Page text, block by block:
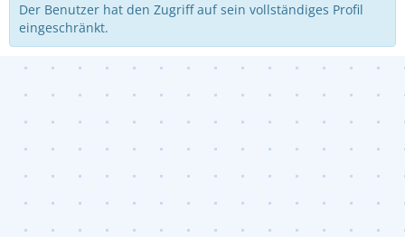
Der Benutzer hat den Zugriff auf sein vollständiges Profil
eingeschränkt.